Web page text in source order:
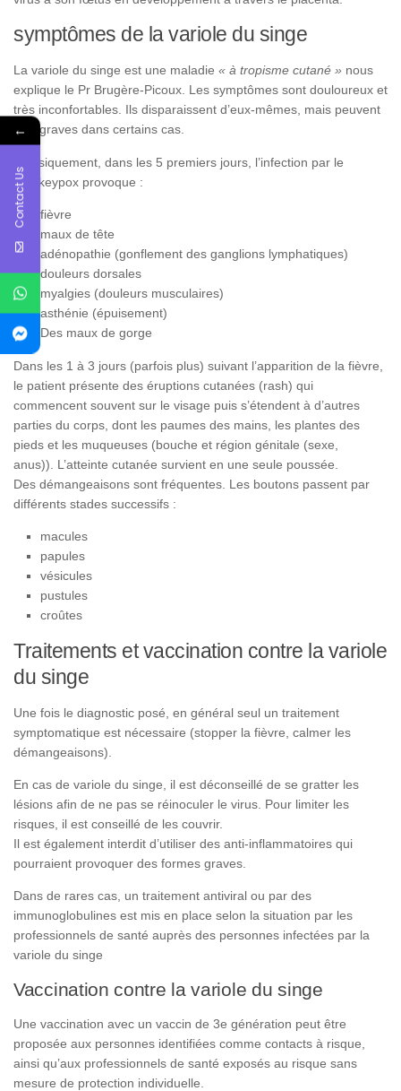
symptômes de la variole du singe
La variole du singe est une maladie « à tropisme cutané » nous
explique le Pr Brugère-Picoux. Les symptômes sont douloureux et
très inconfortables. Ils disparaissent d’eux-mêmes, mais peuvent
être graves dans certains cas.
Classiquement, dans les 5 premiers jours, l’infection par le
Monkeypox provoque :
fièvre
maux de tête
adénopathie (gonflement des ganglions lymphatiques)
douleurs dorsales
myalgies (douleurs musculaires)
asthénie (épuisement)
Des maux de gorge
Dans les 1 à 3 jours (parfois plus) suivant l’apparition de la fièvre,
le patient présente des éruptions cutanées (rash) qui
commencent souvent sur le visage puis s’étendent à d’autres
parties du corps, dont les paumes des mains, les plantes des
pieds et les muqueuses (bouche et région génitale (sexe,
anus)). L’atteinte cutanée survient en une seule poussée.
Des démangeaisons sont fréquentes. Les boutons passent par
différents stades successifs :
macules
papules
vésicules
pustules
croûtes
Traitements et vaccination contre la variole
du singe
Une fois le diagnostic posé, en général seul un traitement
symptomatique est nécessaire (stopper la fièvre, calmer les
démangeaisons).
En cas de variole du singe, il est déconseillé de se gratter les
lésions afin de ne pas se réinoculer le virus. Pour limiter les
risques, il est conseillé de les couvrir.
Il est également interdit d’utiliser des anti-inflammatoires qui
pourraient provoquer des formes graves.
Dans de rares cas, un traitement antiviral ou par des
immunoglobulines est mis en place selon la situation par les
professionnels de santé auprès des personnes infectées par la
variole du singe
Vaccination contre la variole du singe
Une vaccination avec un vaccin de 3e génération peut être
proposée aux personnes identifiées comme contacts à risque,
ainsi qu’aux professionnels de santé exposés au risque sans
mesure de protection individuelle.
←
Contact Us